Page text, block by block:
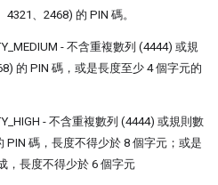
、2468) 的 PIN 碼。
- 不含重複數列 (4444) 或規
的 PIN 碼，或是長度至少 4 個字元的
- 不含重複數列 (4444) 或規則數
PIN 碼，長度不得少於 8 個字元；或是
，長度不得少於 6 個字元